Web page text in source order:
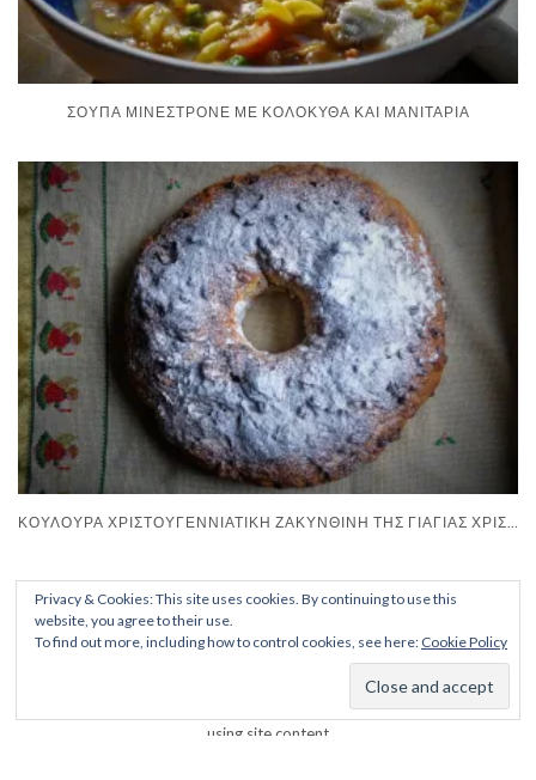
ΣΟΎΠΑ ΜΙΝΕΣΤΡΌΝΕ ΜΕ ΚΟΛΟΚΎΘΑ ΚΑΙ ΜΑΝΙΤΆΡΙΑ
Copyright © 2019-20 ManaCooks Please obtain permission before
using site content
Privacy & Cookies: This site uses cookies. By continuing to use this
website, you agree to their use.
To find out more, including how to control cookies, see here: Cookie Policy